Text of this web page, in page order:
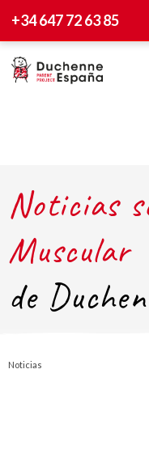
+34 647 72 63 85
Noticias
Muscular
de
Noticias